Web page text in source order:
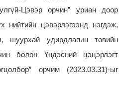
Цэвэр орчин” уриан доор
нийтийн цэвэрлэгээнд нэгдэж,
шуурхай удирдлагын төвийн
болон Үндэсний цэцэрлэгт
орчим (2023.03.31)-ыг